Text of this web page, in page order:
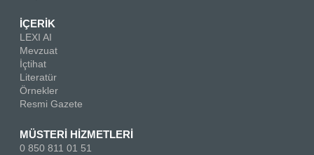
İÇERİK
LEXI AI
Mevzuat
İçtihat
Literatür
Örnekler
Resmi Gazete
MÜSTERİ HİZMETLERİ
0 850 811 01 51